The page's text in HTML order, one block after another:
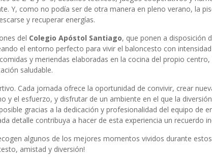
Y, como no podía ser de otra manera en pleno verano, la
y recuperar energías.
del Colegio Apóstol Santiago, que ponen a disposición
el entorno perfecto para vivir el baloncesto con
y meriendas elaboradas en la cocina del propio
saludable.
Cada jornada ofrece la oportunidad de convivir, crear
el esfuerzo, y disfrutar de un ambiente en el que la
gracias a la dedicación y profesionalidad del equipo de
detalle contribuya a hacer de esta experiencia un recuerdo
algunos de los mejores momentos vividos durante
amistad y diversión!